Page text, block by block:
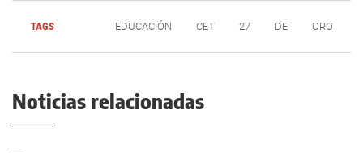
TAGS EDUCACIÓN CET 27 DE ORO
Noticias relacionadas